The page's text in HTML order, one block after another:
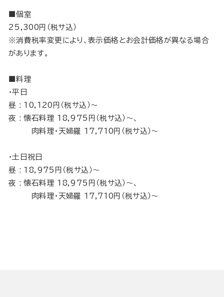
■個室
25,300円（税サ込）
※消費税率変更により、表示価格とお会計価格が異なる場合
があります。
■料理
・平日
昼 : 10,120円（税サ込）～
夜 : 懐石料理 18,975円（税サ込）～、
肉料理・天婦羅 17,710円（税サ込）～
・土日祝日
昼 : 18,975円（税サ込）～
夜 : 懐石料理 18,975円（税サ込）～、
肉料理・天婦羅 17,710円（税サ込）～